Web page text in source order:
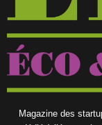
Magazine des